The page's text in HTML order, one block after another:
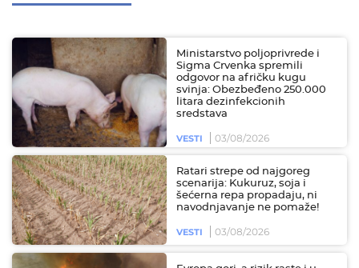
Ministarstvo poljoprivrede i
Sigma Crvenka spremili
odgovor na afričku kugu
svinja: Obezbeđeno 250.000
litara dezinfekcionih
sredstava
VESTI 03/08/2026
Ratari strepe od najgoreg
scenarija: Kukuruz, soja i
šećerna repa propadaju, ni
navodnjavanje ne pomaže!
VESTI 03/08/2026